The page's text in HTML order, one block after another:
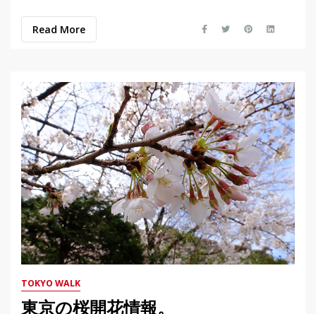
Read More
TOKYO WALK
東京の桜開花情報。